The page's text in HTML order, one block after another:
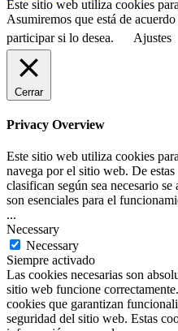
Este sitio web utiliza cookies
Asumiremos que está de
participar si lo desea.
Ajustes
Cerrar
Privacy Overview
Este sitio web utiliza cookies
navega por el sitio web. De
clasifican según sea necesario
son esenciales para el
...
Necessary
Necessary
Siempre activado
Las cookies necesarias son
sitio web funcione
cookies que garantizan
seguridad del sitio web. Estas